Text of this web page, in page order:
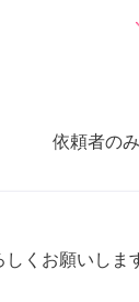
依頼者の
くお願いしま